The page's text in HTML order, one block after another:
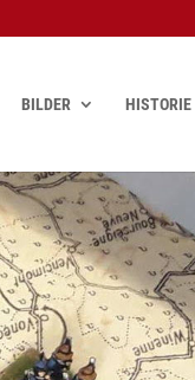
BILDER HISTORIE